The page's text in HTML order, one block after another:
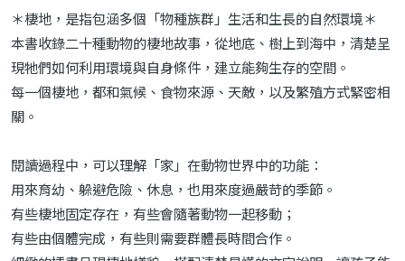
＊棲地，是指包涵多個「物種族群」生活和生長的自然環境＊
本書收錄二十種動物的棲地故事，從地底、樹上到海中，清楚呈
現牠們如何利用環境與自身條件，建立能夠生存的空間。
每一個棲地，都和氣候、食物來源、天敵，以及繁殖方式緊密相
關。
閱讀過程中，可以理解「家」在動物世界中的功能：
用來育幼、躲避危險、休息，也用來度過嚴苛的季節。
有些棲地固定存在，有些會隨著動物一起移動；
有些由個體完成，有些則需要群體長時間合作。